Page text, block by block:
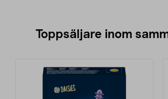
Toppsäljare inom